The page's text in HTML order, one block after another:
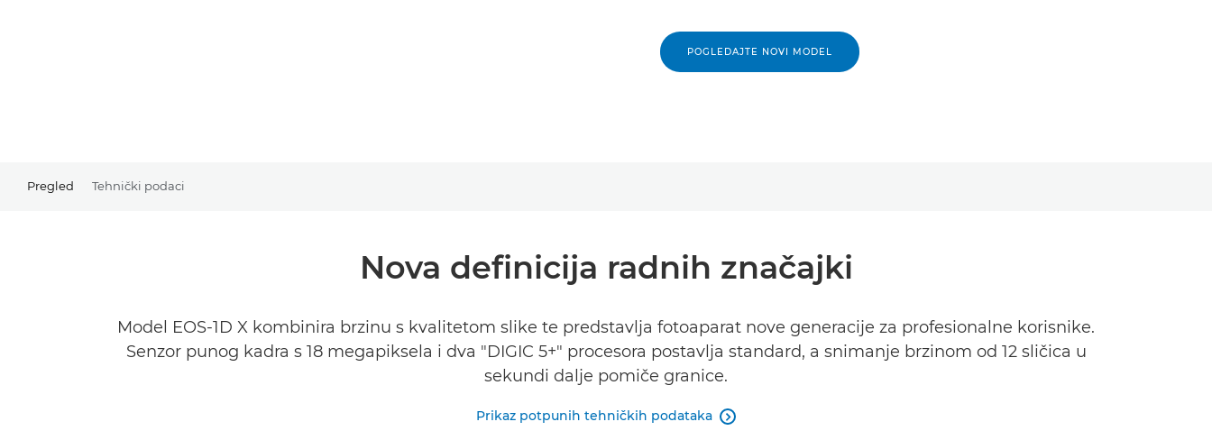
POGLEDAJTE NOVI MODEL
Pregled Tehnički podaci
Nova definicija radnih značajki
Model EOS-1D X kombinira brzinu s kvalitetom slike te predstavlja fotoaparat nove generacije za profesionalne korisnike.
Senzor punog kadra s 18 megapiksela i dva "DIGIC 5+" procesora postavlja standard, a snimanje brzinom od 12 sličica u
sekundi dalje pomiče granice.
Prikaz potpunih tehničkih podataka 